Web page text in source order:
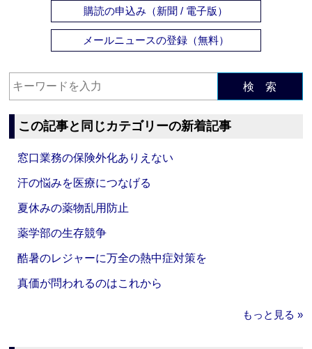
購読の申込み（新聞 / 電子版）
メールニュースの登録（無料）
検 索
この記事と同じカテゴリーの新着記事
窓口業務の保険外化ありえない
汗の悩みを医療につなげる
夏休みの薬物乱用防止
薬学部の生存競争
酷暑のレジャーに万全の熱中症対策を
真価が問われるのはこれから
もっと見る »